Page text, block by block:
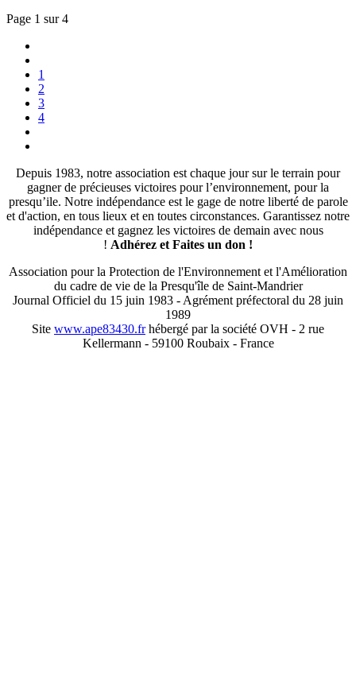
Page 1 sur 4
1
2
3
4
Depuis 1983, notre association est chaque jour sur le terrain pour
gagner de précieuses victoires pour l’environnement, pour la
presqu’ile. Notre indépendance est le gage de notre liberté de parole
et d'action, en tous lieux et en toutes circonstances. Garantissez notre
indépendance et gagnez les victoires de demain avec nous
! Adhérez et Faites un don !
Association pour la Protection de l'Environnement et l'Amélioration
du cadre de vie de la Presqu'île de Saint-Mandrier
Journal Officiel du 15 juin 1983 - Agrément préfectoral du 28 juin
1989
Site www.ape83430.frhébergé par la société OVH - 2 rue
Kellermann - 59100 Roubaix - France